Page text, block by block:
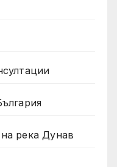
река Дунав